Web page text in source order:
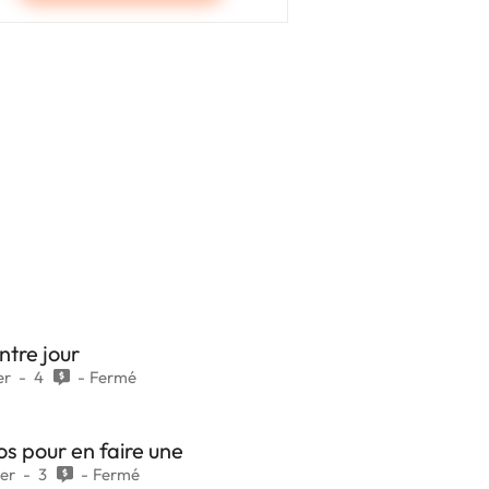
jour
4 Fermé
pour en faire une
3 Fermé